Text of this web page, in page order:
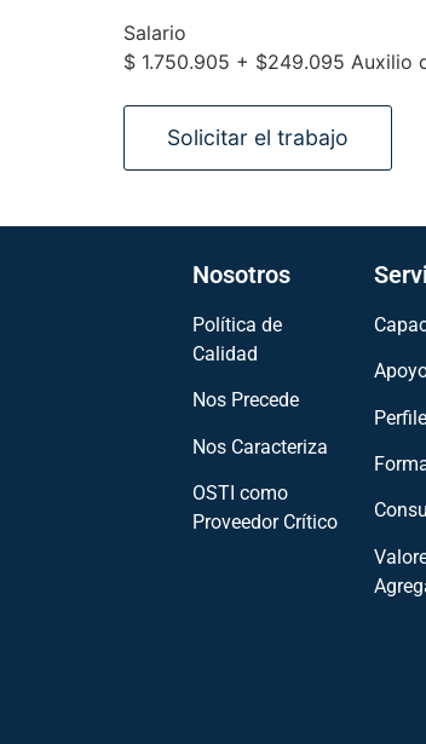
Salario
$ 1.750.905 + $249.095 Auxilio
Nosotros
Política de
Calidad
Nos Precede
Nos Caracteriza
OSTI como
Proveedor Crítico